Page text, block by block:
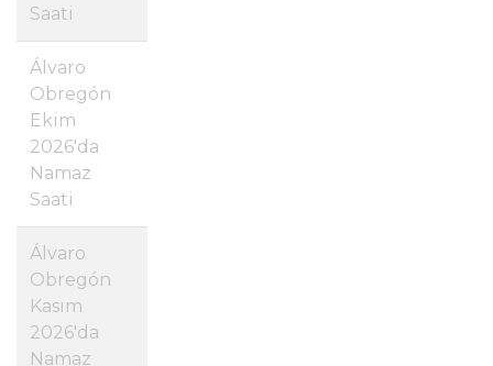
Saati
Álvaro
Obregón
Ekim
2026'da
Namaz
Saati
Álvaro
Obregón
Kasım
2026'da
Namaz